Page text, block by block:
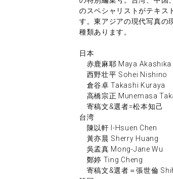
のスペシャリストがテキス
す。東アジアの現代写真の
種類あります。
日本
赤鹿麻耶 Maya Akashika
西野壮平 Sohei Nishino
倉谷卓 Takashi Kuraya
高橋宗正 Munemasa
寄稿文&選者=松本知己
台湾
陳以軒 I-Hsuen Chen
黃亦晨 Sherry Huang
吳孟真 Mong-Jane Wu
鄭婷 Ting Cheng
寄稿文&選者＝張世倫